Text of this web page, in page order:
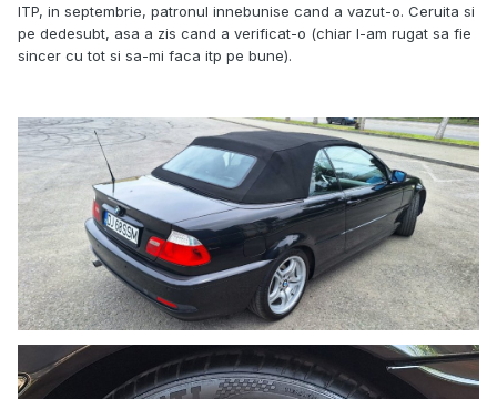
ITP, in septembrie, patronul innebunise cand a vazut-o. Ceruita si
pe dedesubt, asa a zis cand a verificat-o (chiar l-am rugat sa fie
sincer cu tot si sa-mi faca itp pe bune).